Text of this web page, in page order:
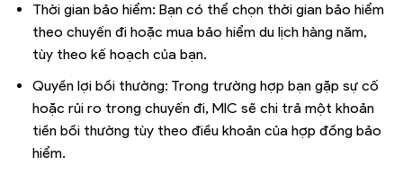
Thời gian bảo hiểm: Bạn có thể chọn thời gian bảo hiểm
theo chuyến đi hoặc mua bảo hiểm du lịch hàng năm,
tùy theo kế hoạch của bạn.
Quyền lợi bồi thường: Trong trường hợp bạn gặp sự cố
hoặc rủi ro trong chuyến đi, MIC sẽ chi trả một khoản
tiền bồi thường tùy theo điều khoản của hợp đồng bảo
hiểm.